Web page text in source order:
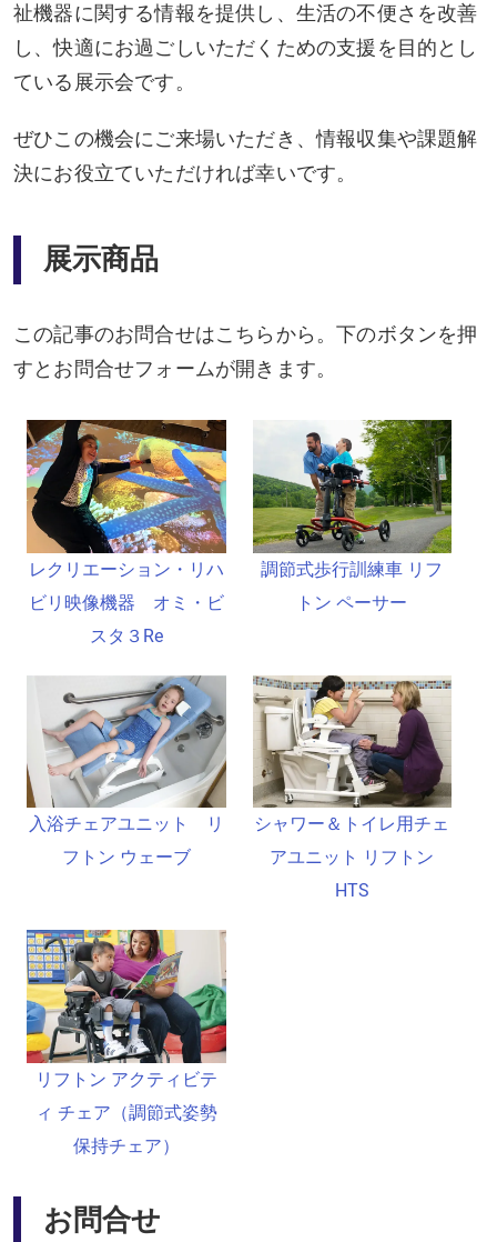
祉機器に関する情報を提供し、生活の不便さを改善
し、快適にお過ごしいただくための支援を目的とし
ている展示会です。
ぜひこの機会にご来場いただき、情報収集や課題解
決にお役立ていただければ幸いです。
展示商品
この記事のお問合せはこちらから。下のボタンを押
すとお問合せフォームが開きます。
レクリエーション・リハ
ビリ映像機器 オミ・ビ
スタ３Re
調節式歩行訓練車 リフ
トン ペーサー
入浴チェアユニット リ
フトン ウェーブ
シャワー＆トイレ用チェ
アユニット リフトン
HTS
リフトン アクティビテ
ィ チェア（調節式姿勢
保持チェア）
お問合せ